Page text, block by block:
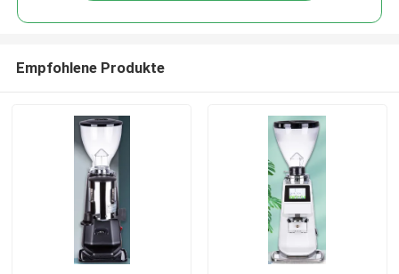
Empfohlene Produkte